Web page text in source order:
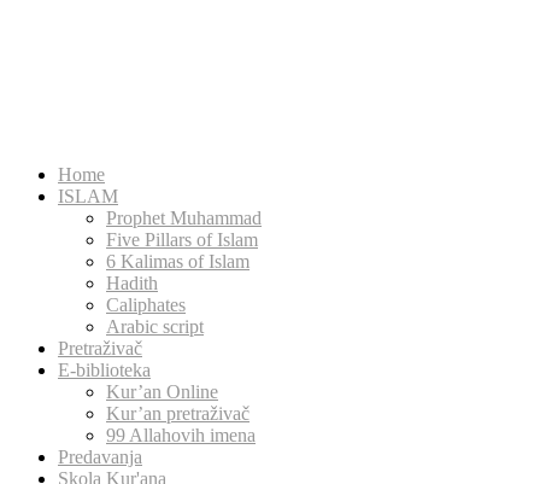
Home
ISLAM
Prophet Muhammad
Five Pillars of Islam
6 Kalimas of Islam
Hadith
Caliphates
Arabic script
Pretraživač
E-biblioteka
Kur’an Online
Kur’an pretraživač
99 Allahovih imena
Predavanja
Skola Kur'ana